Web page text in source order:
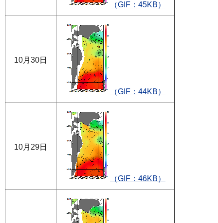
（GIF：45KB）
10月30日
（GIF：44KB）
10月29日
（GIF：46KB）